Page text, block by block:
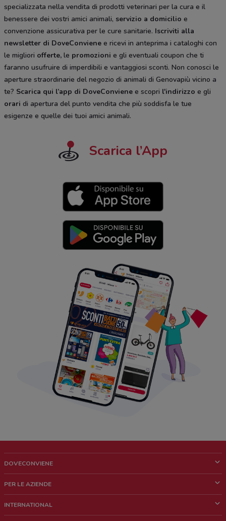
specializzata nella vendita di prodotti veterinari per la cura e il
benessere dei vostri amici animali, servizio a domicilio e
convenzione assicurativa per le cure sanitarie. Iscriviti alla
newsletter di DoveConviene e ricevi in anteprima i cataloghi con
le migliori offerte, le promozioni e gli eventuali coupon che ti
faranno usufruire di imperdibili e vantaggiosi sconti. Non conosci le
aperture straordinarie del negozio di animali di Genovapiù vicino a
te? Scarica qui l’app di DoveConviene e scopri l'indirizzo e gli
orari di apertura del punto vendita che più soddisfa le tue
esigenze e quelle dei tuoi amici animali.
Scarica l’App
DOVECONVIENE
Chi siamo
PER LE AZIENDE
Richieste commerciali e marketing
INTERNATIONAL